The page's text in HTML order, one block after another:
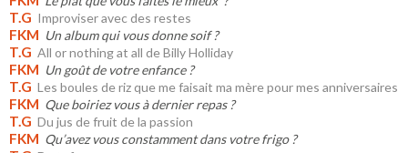
T.G Improviser avec des restes
FKM Un album qui vous donne soif ?
T.G All or nothing at all de Billy Holliday
FKM Un goût de votre enfance ?
T.G Les boules de riz que me faisait ma mère pour mes anniversaires
FKM Que boiriez vous à dernier repas ?
T.G Du jus de fruit de la passion
FKM Qu’avez vous constamment dans votre frigo ?